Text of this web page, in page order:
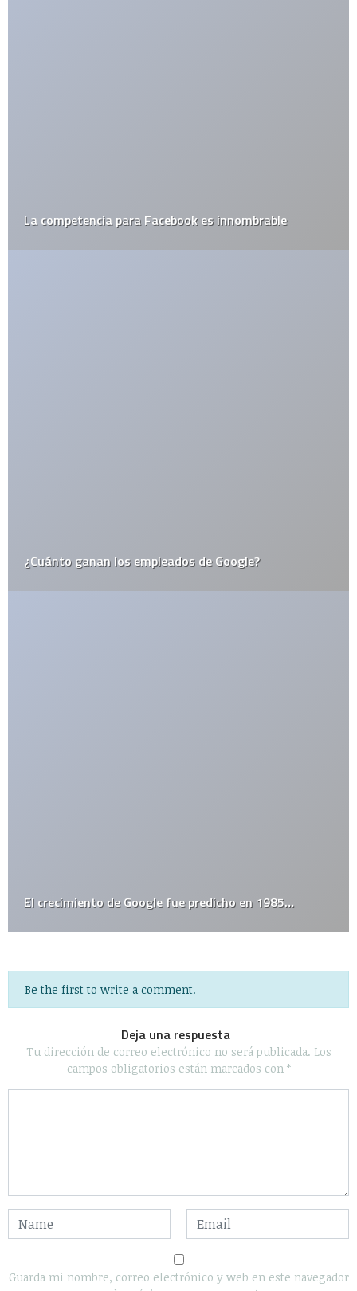
La competencia para Facebook es innombrable
¿Cuánto ganan los empleados de Google?
El crecimiento de Google fue predicho en 1985…
Be the first to write a comment.
Deja una respuesta
Tu dirección de correo electrónico no será publicada. Los
campos obligatorios están marcados con *
Guarda mi nombre, correo electrónico y web en este navegador